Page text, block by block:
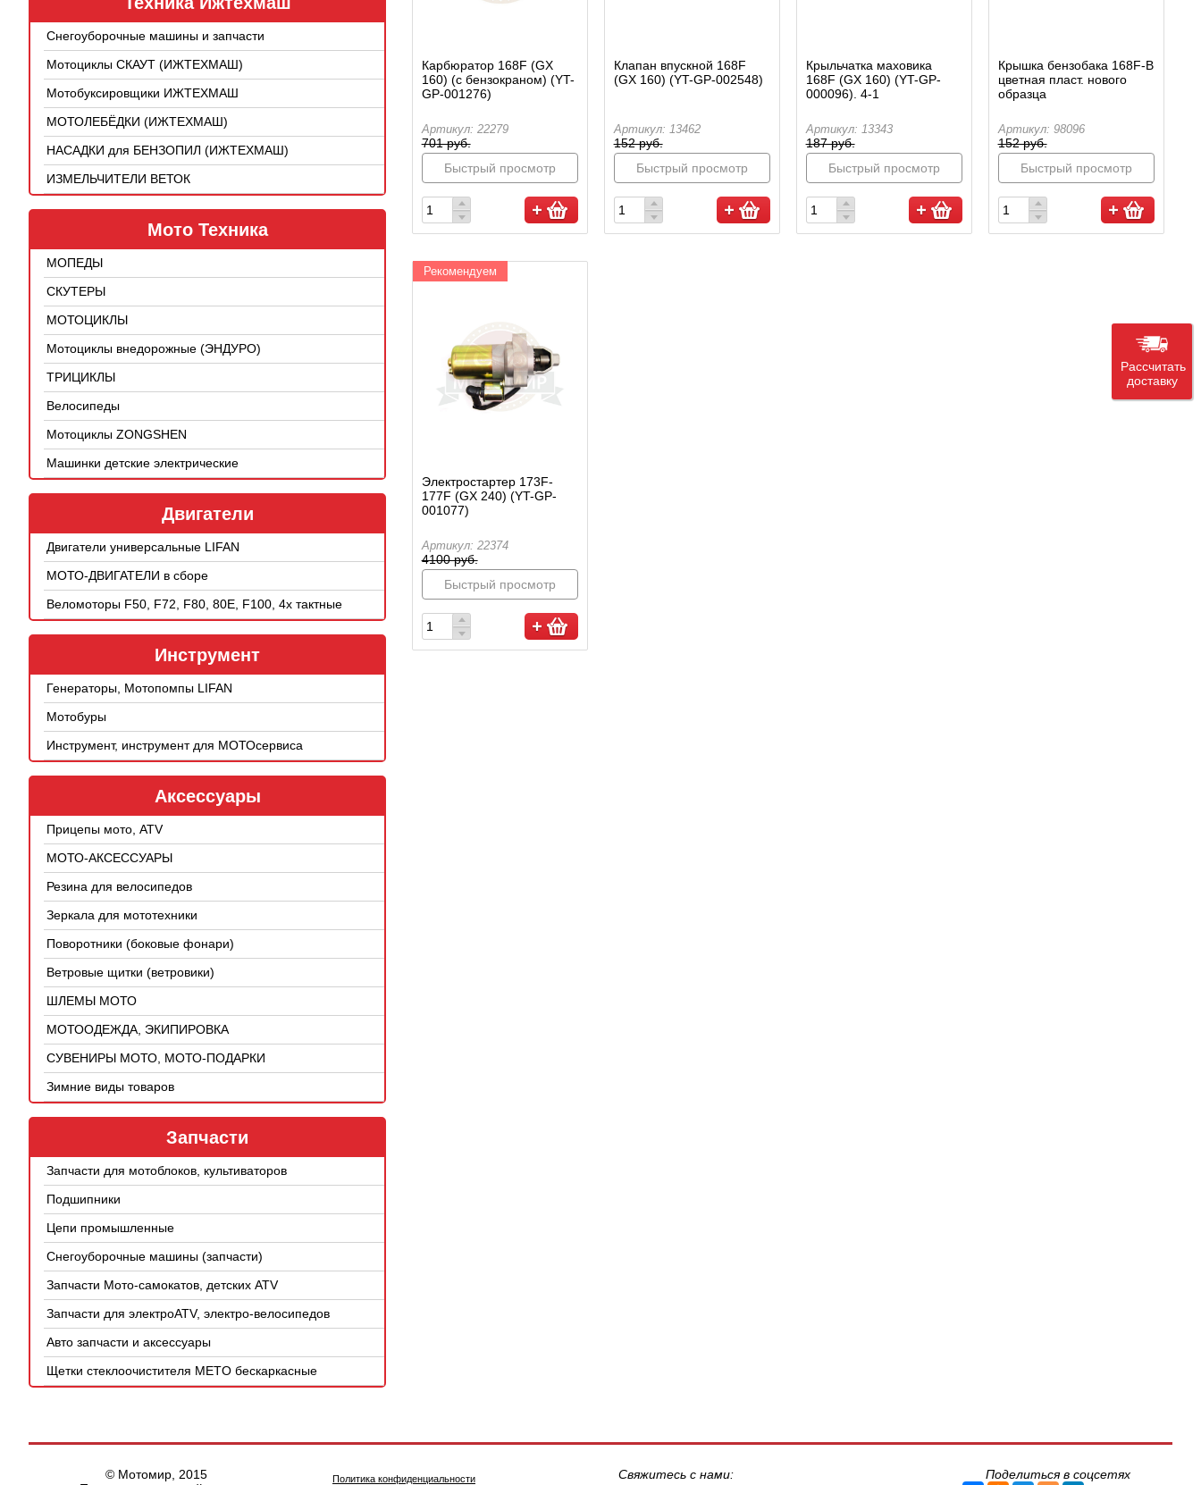
Снегоуборочные машины и запчасти
Мотоциклы СКАУТ (ИЖТЕХМАШ)
Мотобуксировщики ИЖТЕХМАШ
МОТОЛЕБЁДКИ (ИЖТЕХМАШ)
НАСАДКИ для БЕНЗОПИЛ (ИЖТЕХМАШ)
ИЗМЕЛЬЧИТЕЛИ ВЕТОК
Мото Техника
МОПЕДЫ
СКУТЕРЫ
МОТОЦИКЛЫ
Мотоциклы внедорожные (ЭНДУРО)
ТРИЦИКЛЫ
Велосипеды
Мотоциклы ZONGSHEN
Машинки детские электрические
Двигатели
Двигатели универсальные LIFAN
МОТО-ДВИГАТЕЛИ в сборе
Веломоторы F50, F72, F80, 80E, F100, 4х тактные
Инструмент
Генераторы, Мотопомпы LIFAN
Мотобуры
Инструмент, инструмент для МОТОсервиса
Аксессуары
Прицепы мото, ATV
МОТО-АКСЕССУАРЫ
Резина для велосипедов
Зеркала для мототехники
Поворотники (боковые фонари)
Ветровые щитки (ветровики)
ШЛЕМЫ МОТО
МОТООДЕЖДА, ЭКИПИРОВКА
СУВЕНИРЫ МОТО, МОТО-ПОДАРКИ
Зимние виды товаров
Запчасти
Запчасти для мотоблоков, культиваторов
Подшипники
Цепи промышленные
Снегоуборочные машины (запчасти)
Запчасти Мото-самокатов, детских ATV
Запчасти для электроATV, электро-велосипедов
Авто запчасти и аксессуары
Щетки стеклоочистителя METO бескаркасные
Карбюратор 168F (GX
160) (с бензокраном) (YT-
GP-001276)
Артикул: 22279
701 руб.
Быстрый просмотр
Клапан впускной 168F
(GX 160) (YT-GP-002548)
Артикул: 13462
152 руб.
Быстрый просмотр
Крыльчатка маховика
168F (GX 160) (YT-GP-
000096). 4-1
Артикул: 13343
187 руб.
Быстрый просмотр
Крышка бензобака 168F-В
цветная пласт. нового
образца
Артикул: 98096
152 руб.
Быстрый просмотр
Рекомендуем
Электростартер 173F-
177F (GX 240) (YT-GP-
001077)
Артикул: 22374
4100 руб.
Быстрый просмотр
© Мотомир, 2015
Политика конфиденциальности Свяжитесь с нами: Поделиться в соцсетях
Рассчитать
доставку